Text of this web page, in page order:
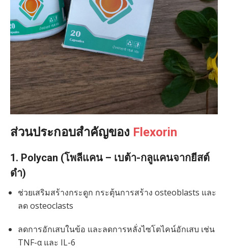
ส่วนประกอบสำคัญของ Flexorin
1. Polycan (โพลีแคน – เบต้า-กลูแคนจากยีสต์
ดำ)
ช่วยเสริมสร้างกระดูก กระตุ้นการสร้าง osteoblasts และ
ลด osteoclasts
ลดการอักเสบในข้อ และลดการหลั่งไซโตไคน์อักเสบ เช่น
TNF-α และ IL-6